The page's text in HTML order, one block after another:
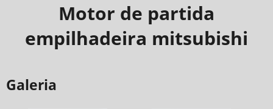
Motor de partida
empilhadeira mitsubishi
Galeria